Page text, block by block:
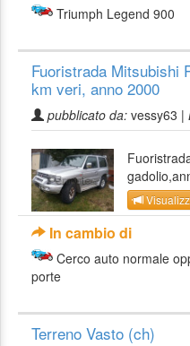
Triumph Legend 900
Fuoristrada Mitsubishi
km veri, anno 2000
pubblicato da: vessy63 |
In cambio di
Cerco auto normale
porte
Terreno Vasto (ch)